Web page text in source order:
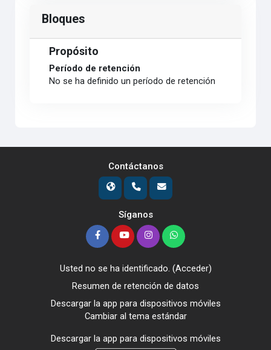
Bloques
Propósito
Período de retención
No se ha definido un período de retención
Contáctanos
Síganos
Usted no se ha identificado. (Acceder)
Resumen de retención de datos
Descargar la app para dispositivos móviles
Cambiar al tema estándar
Descargar la app para dispositivos móviles